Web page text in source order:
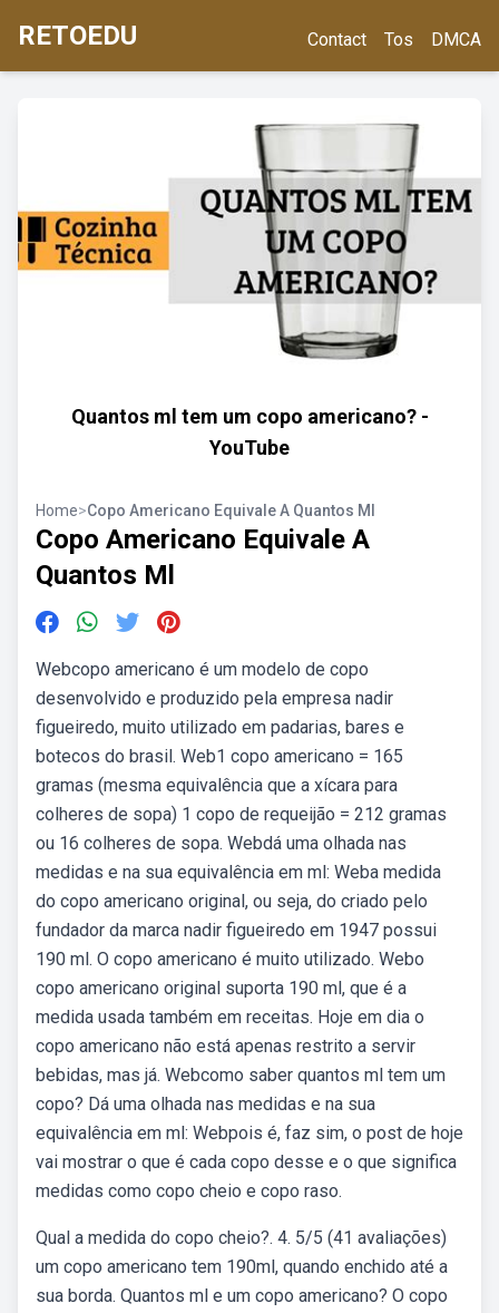
RETOEDU Contact Tos DMCA
Quantos ml tem um copo americano? -
YouTube
Home>Copo Americano Equivale A Quantos Ml
Copo Americano Equivale A
Quantos Ml
Webcopo americano é um modelo de copo
desenvolvido e produzido pela empresa nadir
figueiredo, muito utilizado em padarias, bares e
botecos do brasil. Web1 copo americano = 165
gramas (mesma equivalência que a xícara para
colheres de sopa) 1 copo de requeijão = 212 gramas
ou 16 colheres de sopa. Webdá uma olhada nas
medidas e na sua equivalência em ml: Weba medida
do copo americano original, ou seja, do criado pelo
fundador da marca nadir figueiredo em 1947 possui
190 ml. O copo americano é muito utilizado. Webo
copo americano original suporta 190 ml, que é a
medida usada também em receitas. Hoje em dia o
copo americano não está apenas restrito a servir
bebidas, mas já. Webcomo saber quantos ml tem um
copo? Dá uma olhada nas medidas e na sua
equivalência em ml: Webpois é, faz sim, o post de hoje
vai mostrar o que é cada copo desse e o que significa
medidas como copo cheio e copo raso.
Qual a medida do copo cheio?. 4. 5/5 (41 avaliações)
um copo americano tem 190ml, quando enchido até a
sua borda. Quantos ml e um copo americano? O copo